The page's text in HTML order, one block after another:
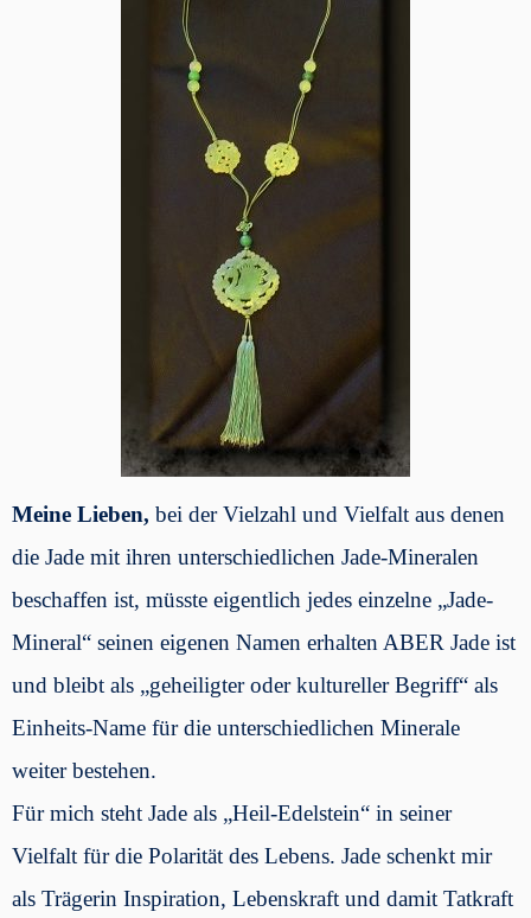
Meine Lieben, bei der Vielzahl und Vielfalt aus denen
die Jade mit ihren unterschiedlichen Jade-Mineralen
beschaffen ist, müsste eigentlich jedes einzelne „Jade-
Mineral“ seinen eigenen Namen erhalten ABER Jade ist
und bleibt als „geheiligter oder kultureller Begriff“ als
Einheits-Name für die unterschiedlichen Minerale
weiter bestehen.
Für mich steht Jade als „Heil-Edelstein“ in seiner
Vielfalt für die Polarität des Lebens. Jade schenkt mir
als Trägerin Inspiration, Lebenskraft und damit Tatkraft